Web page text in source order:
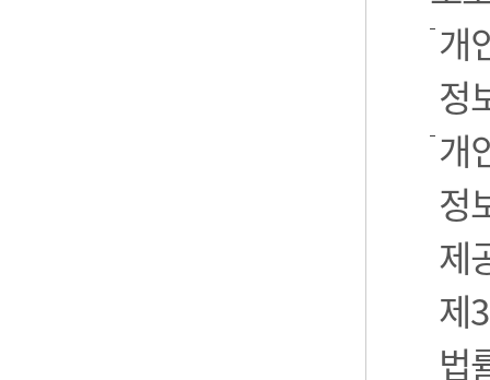
개
정
개
정
제
제
법